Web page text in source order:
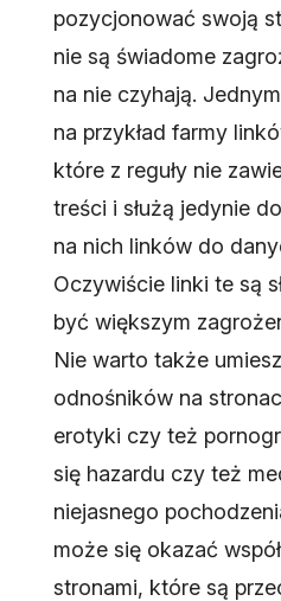
pozycjonować swoją
nie są świadome
na nie czyhają.
na przykład farmy
które z reguły nie
treści i służą jedynie
na nich linków do
Oczywiście linki te są
być większym
Nie warto także
odnośników na
erotyki czy też
się hazardu czy też
niejasnego
może się okazać
stronami, które są